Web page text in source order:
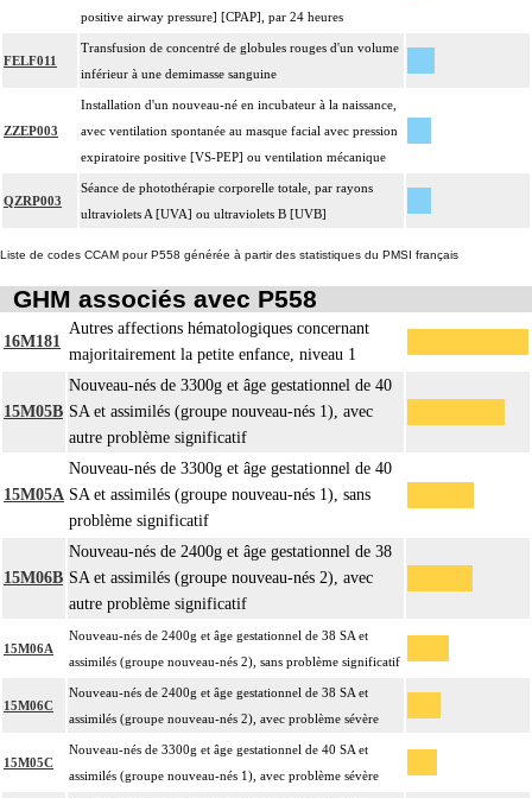
positive airway pressure] [CPAP], par 24 heures
FELF011
Transfusion de concentré de globules rouges d'un volume
inférieur à une demimasse sanguine
ZZEP003
Installation d'un nouveau-né en incubateur à la naissance,
avec ventilation spontanée au masque facial avec pression
expiratoire positive [VS-PEP] ou ventilation mécanique
QZRP003
Séance de photothérapie corporelle totale, par rayons
ultraviolets A [UVA] ou ultraviolets B [UVB]
Liste de codes CCAM pour P558 générée à partir des statistiques du PMSI français
GHM associés avec P558
16M181
Autres affections hématologiques concernant
majoritairement la petite enfance, niveau 1
15M05B
Nouveau-nés de 3300g et âge gestationnel de 40
SA et assimilés (groupe nouveau-nés 1), avec
autre problème significatif
15M05A
Nouveau-nés de 3300g et âge gestationnel de 40
SA et assimilés (groupe nouveau-nés 1), sans
problème significatif
15M06B
Nouveau-nés de 2400g et âge gestationnel de 38
SA et assimilés (groupe nouveau-nés 2), avec
autre problème significatif
15M06A
Nouveau-nés de 2400g et âge gestationnel de 38 SA et
assimilés (groupe nouveau-nés 2), sans problème significatif
15M06C
Nouveau-nés de 2400g et âge gestationnel de 38 SA et
assimilés (groupe nouveau-nés 2), avec problème sévère
15M05C
Nouveau-nés de 3300g et âge gestationnel de 40 SA et
assimilés (groupe nouveau-nés 1), avec problème sévère